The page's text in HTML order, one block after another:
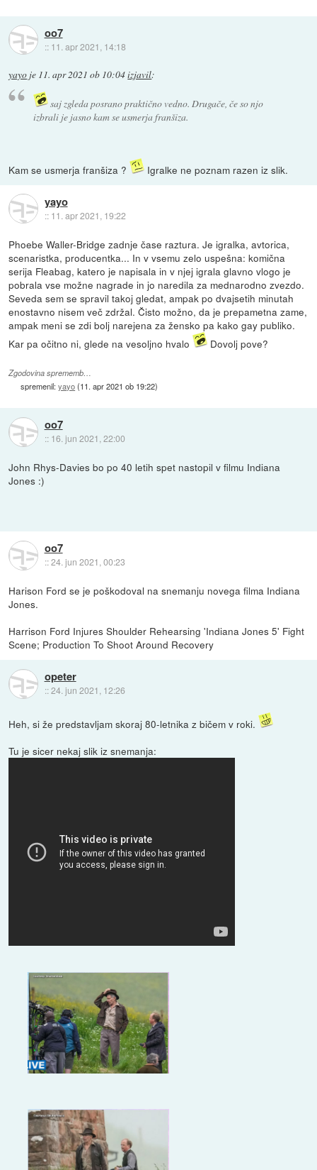
oo7
:: 11. apr 2021, 14:18
yayo je 11. apr 2021 ob 10:04izjavil:
saj zgleda posrano praktično vedno. Drugače, če so njo
izbrali je jasno kam se usmerja franšiza.
Kam se usmerja franšiza ? Igralke ne poznam razen iz slik.
yayo
:: 11. apr 2021, 19:22
Phoebe Waller-Bridge zadnje čase raztura. Je igralka, avtorica,
scenaristka, producentka... In v vsemu zelo uspešna: komična
serija Fleabag, katero je napisala in v njej igrala glavno vlogo je
pobrala vse možne nagrade in jo naredila za mednarodno zvezdo.
Seveda sem se spravil takoj gledat, ampak po dvajsetih minutah
enostavno nisem več zdržal. Čisto možno, da je prepametna zame,
ampak meni se zdi bolj narejena za žensko pa kako gay publiko.
Kar pa očitno ni, glede na vesoljno hvalo
Dovolj pove?
Zgodovina sprememb…
spremenil:yayo(11. apr 2021 ob 19:22)
oo7
:: 16. jun 2021, 22:00
John Rhys-Davies bo po 40 letih spet nastopil v filmu Indiana
Jones :)
oo7
::24. jun 2021, 00:23
Harison Ford se je poškodoval na snemanju novega filma Indiana
Jones.
Harrison Ford Injures Shoulder Rehearsing 'Indiana Jones 5' Fight
Scene; Production To Shoot Around Recovery
opeter
::24. jun 2021, 12:26
Heh, si že predstavljam skoraj 80-letnika z bičem v roki.
Tu je sicer nekaj slik iz snemanja: